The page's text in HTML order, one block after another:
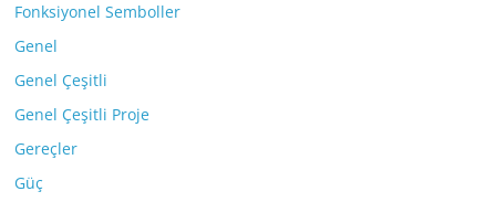
Fonksiyonel Semboller
Genel
Genel Çeşitli
Genel Çeşitli Proje
Gereçler
Güç